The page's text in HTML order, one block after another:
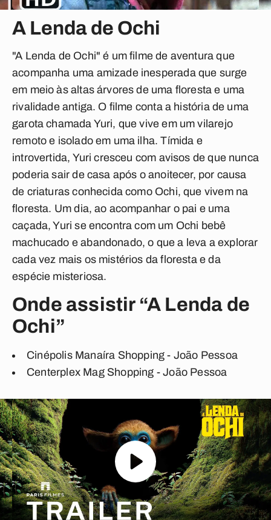
A Lenda de Ochi
"A Lenda de Ochi" é um filme de aventura que
acompanha uma amizade inesperada que surge
em meio às altas árvores de uma floresta e uma
rivalidade antiga. O filme conta a história de uma
garota chamada Yuri, que vive em um vilarejo
remoto e isolado em uma ilha. Tímida e
introvertida, Yuri cresceu com avisos de que nunca
poderia sair de casa após o anoitecer, por causa
de criaturas conhecida como Ochi, que vivem na
floresta. Um dia, ao acompanhar o pai e uma
caçada, Yuri se encontra com um Ochi bebê
machucado e abandonado, o que a leva a explorar
cada vez mais os mistérios da floresta e da
espécie misteriosa.
Onde assistir “A Lenda de
Ochi”
Cinépolis Manaíra Shopping - João Pessoa
Centerplex Mag Shopping - João Pessoa